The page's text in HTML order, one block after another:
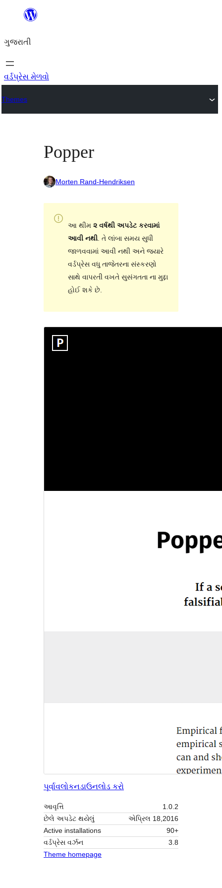
કંટેન્ટ(લખાણ)
જાઓ
ગુજરાતી
વર્ડપ્રેસ મેળવો
Themes
Popper
Morten Rand-Hendriksen
આ થીમ ૨ વર્ષથી અપડેટ કરવામાં
આવી નથી. તે લાંબા સમય સુધી
જાળવવામાં આવી નથી અને જ્યારે
વર્ડપ્રેસ વધુ તાજેતરના સંસ્કરણો
સાથે વાપરતી વખતે સુસંગતતા ના મુદ્દા
હોઈ શકે છે.
પૂર્વાવલોકનડાઉનલોડ કરો
આવૃત્તિ
1.0.2
છેલે અપડેટ થયેલું
એપ્રિલ 18,2016
Active installations
90+
વર્ડપ્રેસ વર્ઝન
3.8
Theme homepage